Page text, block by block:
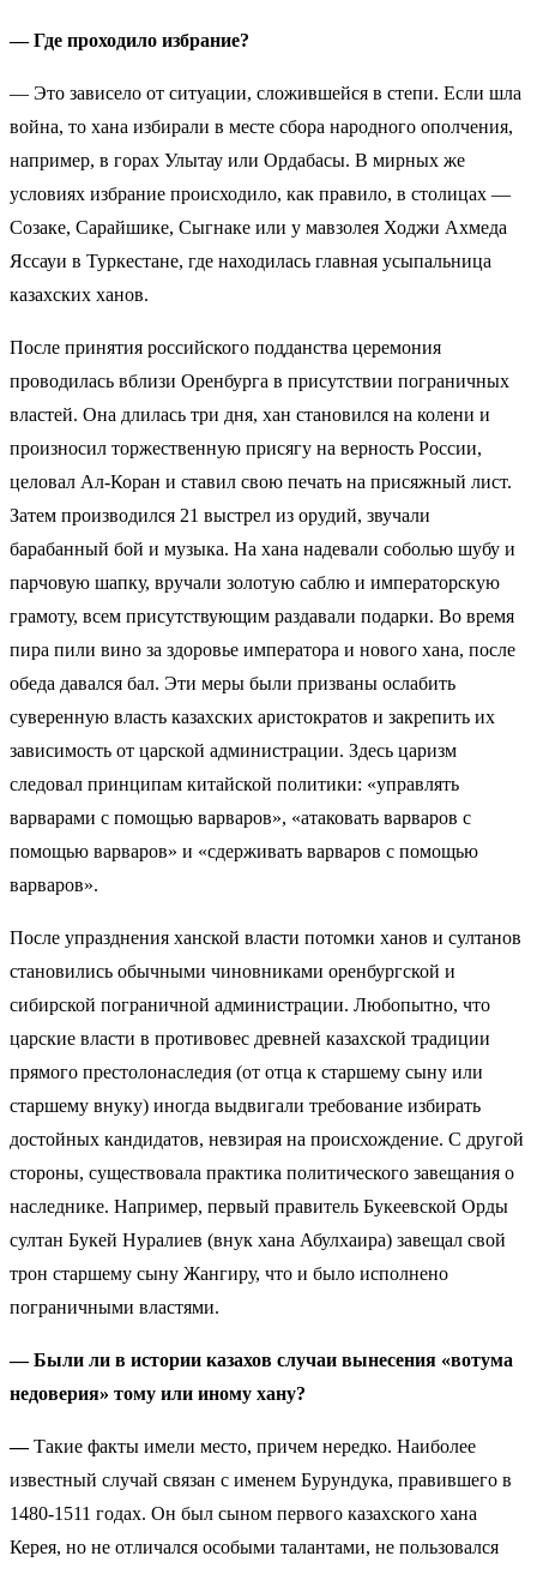
— Где проходило избрание?
— Это зависело от ситуации, сложившейся в степи. Если шла
война, то хана избирали в месте сбора народного ополчения,
например, в горах Улытау или Ордабасы. В мирных же
условиях избрание происходило, как правило, в столицах —
Созаке, Сарайшике, Сыгнаке или у мавзолея Ходжи Ахмеда
Яссауи в Туркестане, где находилась главная усыпальница
казахских ханов.
После принятия российского подданства церемония
проводилась вблизи Оренбурга в присутствии пограничных
властей. Она длилась три дня, хан становился на колени и
произносил торжественную присягу на верность России,
целовал Ал-Коран и ставил свою печать на присяжный лист.
Затем производился 21 выстрел из орудий, звучали
барабанный бой и музыка. На хана надевали соболью шубу и
парчовую шапку, вручали золотую саблю и императорскую
грамоту, всем присутствующим раздавали подарки. Во время
пира пили вино за здоровье императора и нового хана, после
обеда давался бал. Эти меры были призваны ослабить
суверенную власть казахских аристократов и закрепить их
зависимость от царской администрации. Здесь царизм
следовал принципам китайской политики: «управлять
варварами с помощью варваров», «атаковать варваров с
помощью варваров» и «сдерживать варваров с помощью
варваров».
После упразднения ханской власти потомки ханов и султанов
становились обычными чиновниками оренбургской и
сибирской пограничной администрации. Любопытно, что
царские власти в противовес древней казахской традиции
прямого престолонаследия (от отца к старшему сыну или
старшему внуку) иногда выдвигали требование избирать
достойных кандидатов, невзирая на происхождение. С другой
стороны, существовала практика политического завещания о
наследнике. Например, первый правитель Букеевской Орды
султан Букей Нуралиев (внук хана Абулхаира) завещал свой
трон старшему сыну Жангиру, что и было исполнено
пограничными властями.
— Были ли в истории казахов случаи вынесения «вотума
недоверия» тому или иному хану?
—Такие факты имели место, причем нередко. Наиболее
известный случай связан с именем Бурундука, правившего в
1480-1511 годах. Он был сыном первого казахского хана
Керея, но не отличался особыми талантами, не пользовался